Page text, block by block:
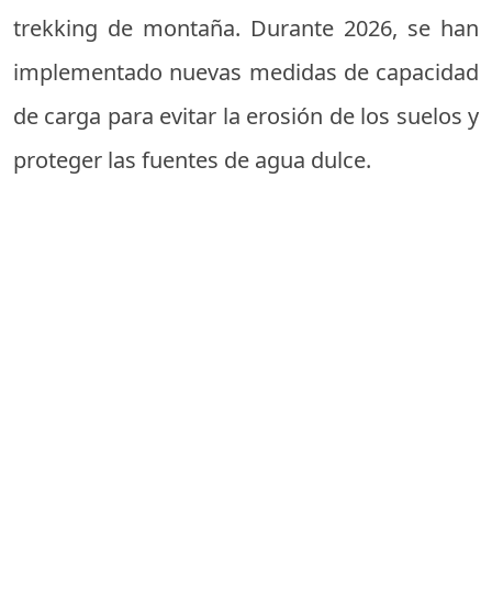
trekking de montaña. Durante 2026, se han
implementado nuevas medidas de capacidad
de carga para evitar la erosión de los suelos y
proteger las fuentes de agua dulce.